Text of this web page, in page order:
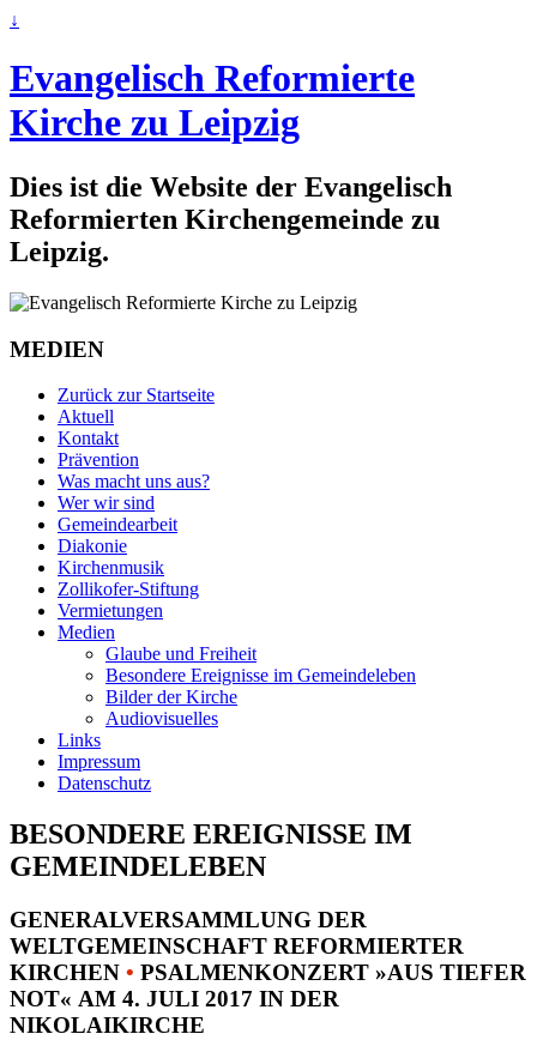
↓
Evangelisch Reformierte
Kirche zu Leipzig
Dies ist die Website der Evangelisch
Reformierten Kirchengemeinde zu
Leipzig.
MEDIEN
Zurück zur Startseite
Aktuell
Kontakt
Prävention
Was macht uns aus?
Wer wir sind
Gemeindearbeit
Diakonie
Kirchenmusik
Zollikofer-Stiftung
Vermietungen
Medien
Glaube und Freiheit
Besondere Ereignisse im Gemeindeleben
Bilder der Kirche
Audiovisuelles
Links
Impressum
Datenschutz
BESONDERE EREIGNISSE IM
GEMEINDELEBEN
GENERALVERSAMMLUNG DER
WELTGEMEINSCHAFT REFORMIERTER
KIRCHEN • PSALMENKONZERT »AUS TIEFER
NOT« AM 4. JULI 2017 IN DER
NIKOLAIKIRCHE